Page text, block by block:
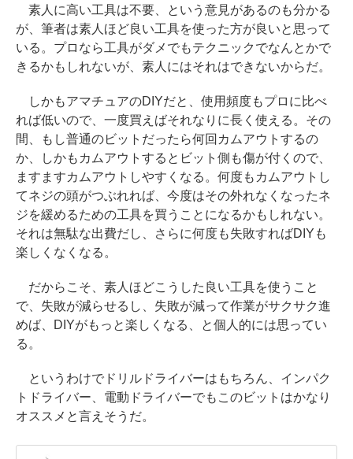
素人に高い工具は不要、という意見があるのも分かる
が、筆者は素人ほど良い工具を使った方が良いと思って
いる。プロなら工具がダメでもテクニックでなんとかで
きるかもしれないが、素人にはそれはできないからだ。
しかもアマチュアのDIYだと、使用頻度もプロに比べ
れば低いので、一度買えばそれなりに長く使える。その
間、もし普通のビットだったら何回カムアウトするの
か、しかもカムアウトするとビット側も傷が付くので、
ますますカムアウトしやすくなる。何度もカムアウトし
てネジの頭がつぶれれば、今度はその外れなくなったネ
ジを緩めるための工具を買うことになるかもしれない。
それは無駄な出費だし、さらに何度も失敗すればDIYも
楽しくなくなる。
だからこそ、素人ほどこうした良い工具を使うこと
で、失敗が減らせるし、失敗が減って作業がサクサク進
めば、DIYがもっと楽しくなる、と個人的には思ってい
る。
というわけでドリルドライバーはもちろん、インパク
トドライバー、電動ドライバーでもこのビットはかなり
オススメと言えそうだ。